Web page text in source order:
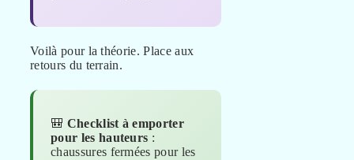
Voilà pour la théorie. Place aux
retours du terrain.
🎒 Checklist à emporter
pour les hauteurs :
chaussures fermées pour les